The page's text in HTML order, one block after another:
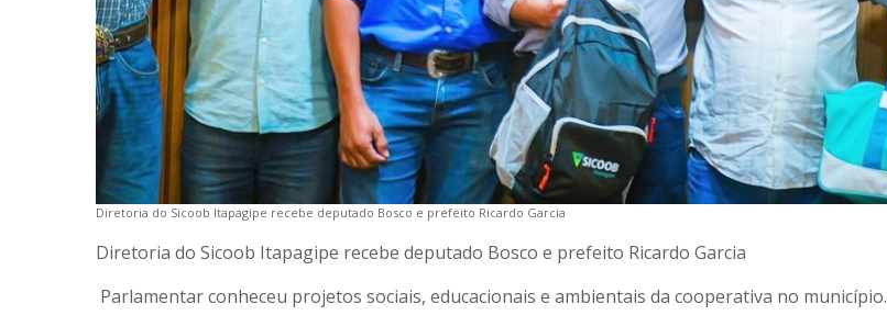
Diretoria do Sicoob Itapagipe recebe deputado Bosco e prefeito Ricardo Garcia
Diretoria do Sicoob Itapagipe recebe deputado Bosco e prefeito Ricardo Garcia
Parlamentar conheceu projetos sociais, educacionais e ambientais da cooperativa no município.